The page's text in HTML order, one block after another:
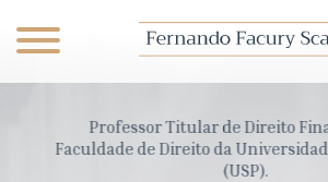
Professor Titular de Direito
Faculdade de Direito da
(USP).